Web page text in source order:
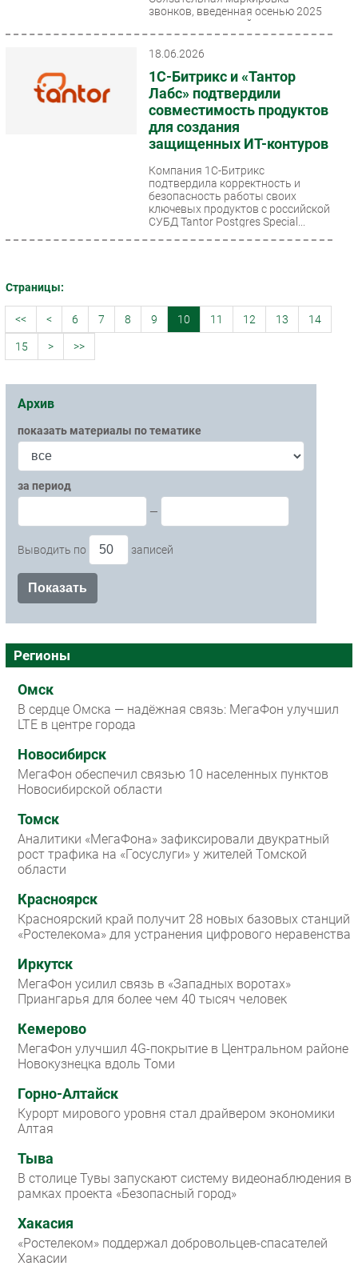
звонков, введенная осенью 2025
года, стала крупнейшим
изменением на рынке исходящих
коммуникаций за последние...
18.06.2026
1С-Битрикс и «Тантор
Лабс» подтвердили
совместимость продуктов
для создания
защищенных ИТ-контуров
Компания 1С-Битрикс
подтвердила корректность и
безопасность работы своих
ключевых продуктов с российской
СУБД Tantor Postgres Special...
Страницы:
<< < 6 7 8 9 10 11 12 13 14
15 > >>
Архив
показать материалы по тематике
за период
—
Выводить по записей
Регионы
Омск
В сердце Омска — надёжная связь: МегаФон улучшил
LTE в центре города
Новосибирск
МегаФон обеспечил связью 10 населенных пунктов
Новосибирской области
Томск
Аналитики «МегаФона» зафиксировали двукратный
рост трафика на «Госуслуги» у жителей Томской
области
Красноярск
Красноярский край получит 28 новых базовых станций
«Ростелекома» для устранения цифрового неравенства
Иркутск
МегаФон усилил связь в «Западных воротах»
Приангарья для более чем 40 тысяч человек
Кемерово
МегаФон улучшил 4G-покрытие в Центральном районе
Новокузнецка вдоль Томи
Горно-Алтайск
Курорт мирового уровня стал драйвером экономики
Алтая
Тыва
В столице Тувы запускают систему видеонаблюдения в
рамках проекта «Безопасный город»
Хакасия
«Ростелеком» поддержал добровольцев-спасателей
Хакасии